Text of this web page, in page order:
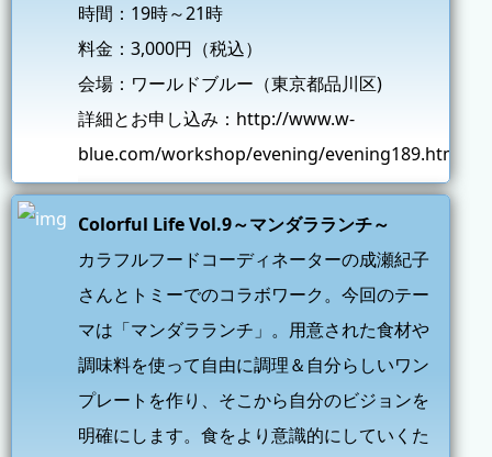
時間：19時～21時
料金：3,000円（税込）
会場：ワールドブルー（東京都品川区)
詳細とお申し込み： http://www.w-
blue.com/workshop/evening/evening189.html
Colorful Life Vol.9～マンダラランチ～
カラフルフードコーディネーターの成瀬紀子
さんとトミーでのコラボワーク。今回のテー
マは「マンダラランチ」。用意された食材や
調味料を使って自由に調理＆自分らしいワン
プレートを作り、そこから自分のビジョンを
明確にします。食をより意識的にしていくた